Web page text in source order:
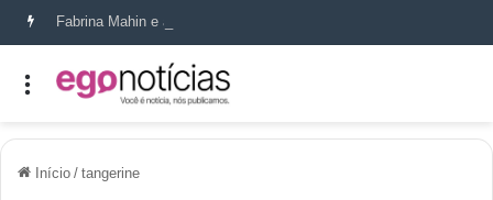
Fabrina Mahin e a arte de reconstruir confiança
Início / tangerine